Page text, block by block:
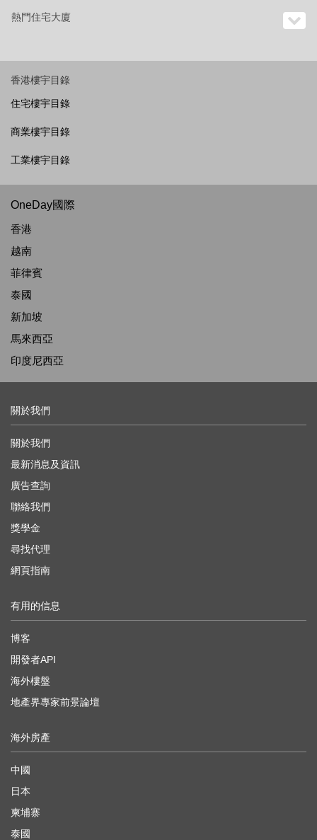
熱門住宅大廈
香港樓宇目錄
住宅樓宇目錄
商業樓宇目錄
工業樓宇目錄
OneDay國際
香港
越南
菲律賓
泰國
新加坡
馬來西亞
印度尼西亞
關於我們
關於我們
最新消息及資訊
廣告查詢
聯絡我們
獎學金
尋找代理
網頁指南
有用的信息
博客
開發者API
海外樓盤
地產界專家前景論壇
海外房產
中國
日本
柬埔寨
泰國